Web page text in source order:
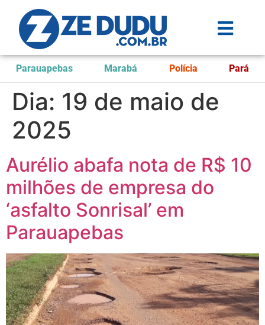
Parauapebas Marabá Polícia Pará
Dia: 19 de maio de
2025
Aurélio abafa nota de R$ 10
milhões de empresa do
‘asfalto Sonrisal’ em
Parauapebas